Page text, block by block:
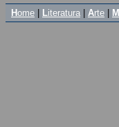
Home Literatura Arte M